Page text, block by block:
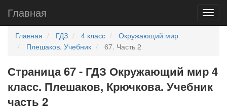
Главная
Главная ГДЗ 4 класс
Окружающий мир
Плешаков. Учебник
67. Часть 2
Страница 67 - ГДЗ Окружающий мир 4
класс. Плешаков, Крючкова. Учебник
часть 2